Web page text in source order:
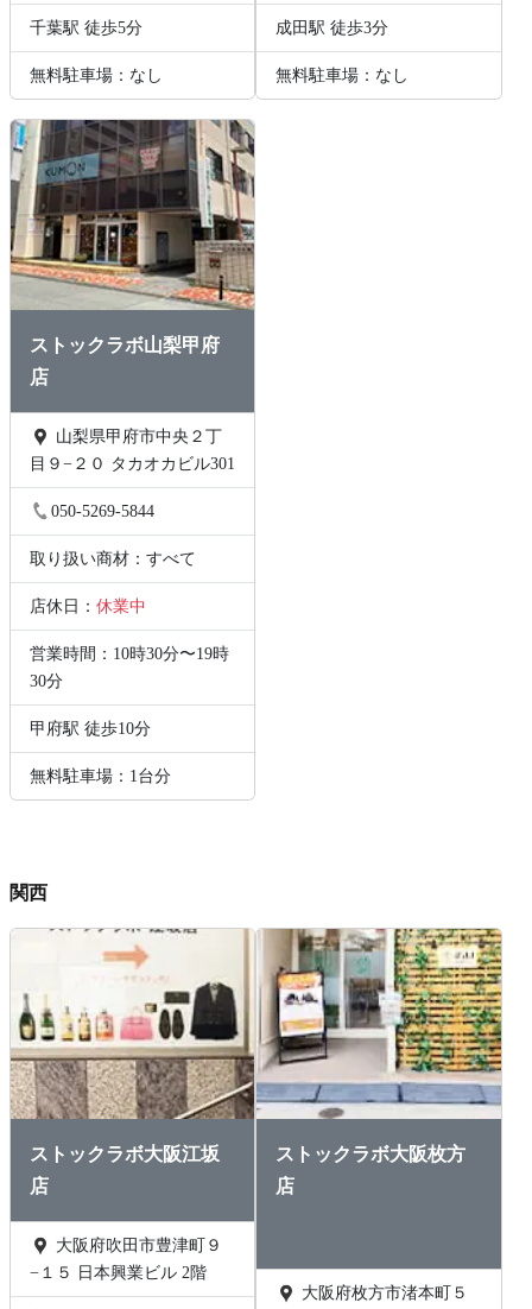
千葉駅 徒歩5分
無料駐車場：なし
成田駅 徒歩3分
無料駐車場：なし
ストックラボ山梨甲府
店
目９−２０ タカオカビル301
050-5269-5844
取り扱い商材：すべて
店休日： 休業中
営業時間：10時30分〜19時
30分
甲府駅 徒歩10分
無料駐車場：1台分
関西
ストックラボ大阪江坂
店
−１５ 日本興業ビル 2階
ストックラボ大阪枚方
店